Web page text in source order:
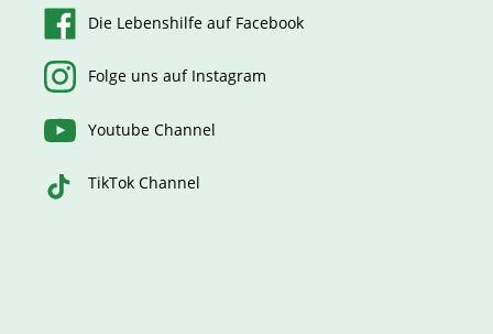
Die Lebenshilfe auf Facebook
Folge uns auf Instagram
Youtube Channel
TikTok Channel